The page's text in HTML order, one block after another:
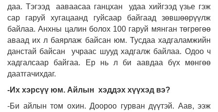
даа. Тэгээд ааваасаа ганцхан удаа хийгээд үзье гэж
сар гаруй хугацаанд гуйсаар байгаад зөвшөөрүүлж
байлаа. Анхны цалин болох 100 гаруй мянган төгрөгөө
аваад их л баярлаж байсан юм. Тусдаа хадгаламжийн
данстай байсан учраас шууд хадгалж байлаа. Одоо ч
хадгалсаар байгаа. Ер нь л би аавдаа бүх мөнгөө
даатгачихдаг.
-Их хэрсүү юм. Айлын хэддэх хүүхэд вэ?
-Би айлын том охин. Доороо гурван дүүтэй. Аав, ээж